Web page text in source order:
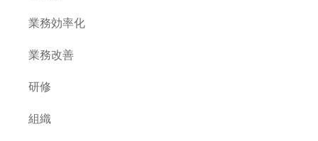
業務効率化
業務改善
研修
組織